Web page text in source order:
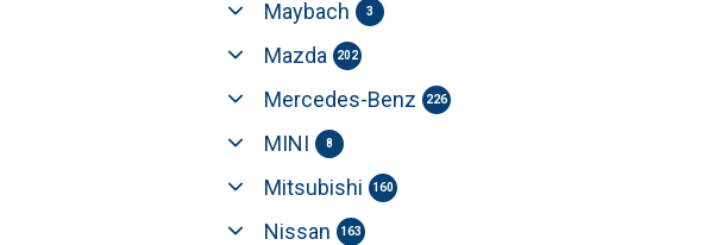
Maybach 3
Mazda 202
Mercedes-Benz 226
MINI 8
Mitsubishi 160
Nissan 163